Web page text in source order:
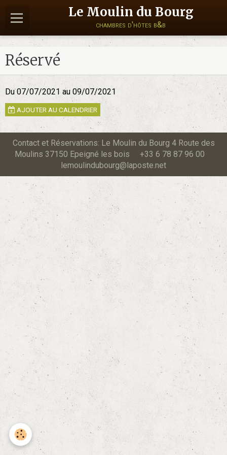
Le Moulin du Bourg
chambres d'hôtes b&b
Réservé
Du 07/07/2021 au 09/07/2021
AJOUTER AU CALENDRIER
Contact et Réservations: Le Moulin du Bourg 4 Route des
Moulins 37150 Epeigné les bois +33 6 78 87 96 00
lemoulindubourg@laposte.net